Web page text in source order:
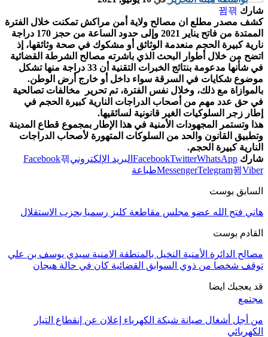
شارك
كشف مصدر مطلع ان مصالح ولاية أمن مراكش تمكنت خلال الفترة
الممتدة من فاتح يناير 2021 وإلى حدود الساعة من حجز 170 دراجة
نارية كبيرة الحجم منعدمة الوثائق أو مشكوك في صحة وثائقها، إذ
اتضح من خلال أطوار البحث الذي باشرته مصالح الشرطة القضائية
في شأنها مدعومة بنتائج الخبرات التقنية أن 33 دراجة منها تشكل
موضوع شكايات في السرقة سواء داخل أو خارج أرض الوطن.
بالموازاة مع ذلك، وخلال نفس الفترة، تم تحرير مخالفات تصالحية
في حق عدد مهم من أصحاب الدراجات النارية كبيرة الحجم في
إطار زجر السلوكيات الغير قانونية لسائقيها.
هذا وتستمر المجهودات الأمنية في هذا الإطار بمجموع قطاع المدينة
وتطبيق القانون والحد من السلوكات المتهورة لأصحاب الدراجات
النارية كبيرة الحجم.
شارك
FacebookTwitterWhatsApp البريد الإلكتروني
Facebook
MessengerTelegram Viber طباعة
السابق بوست
هاني فتح الله عضو مجلس مقاطعة كليز رسميا بحزب الاستقلال
القادم بوست
مصالح الدائرة الأمنية النخيل بالمنطقة الامنية سيدي يوسف بن علي
توقف شخصا من ذوي السوابق القضائية كان في حالة هيجان
قد يعجبك ايضا
مجتمع
من أجل أشغال صيانة شبكة الكهرباء إعلان عن إنقطاع التيار
الكهربائي